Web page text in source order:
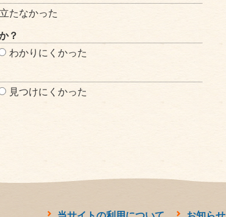
たなかった
？
わかりにくかった
見つけにくかった